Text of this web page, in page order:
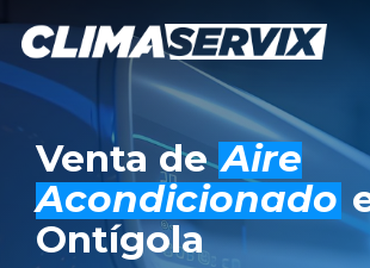
Skip
to
main
Venta deAire
Acondicionado
Ontígola